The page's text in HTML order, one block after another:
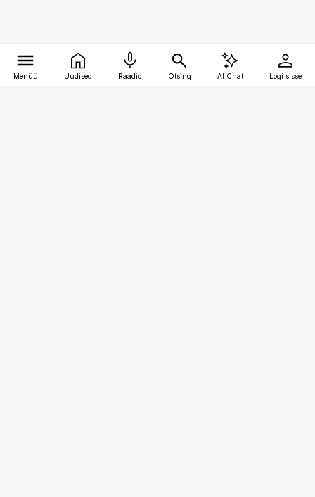
Menüü Uudised Raadio Otsing AI Chat Logi sisse